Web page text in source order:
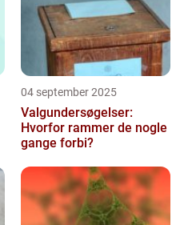
04 september 2025
Valgundersøgelser:
Hvorfor rammer de nogle
gange forbi?